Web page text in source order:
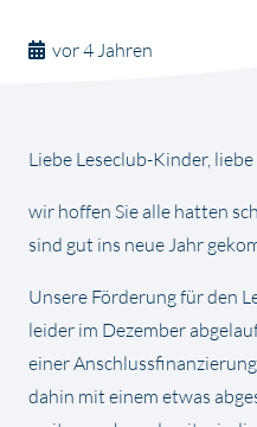
vor 4 Jahren
Liebe Leseclub-Kinder,
wir hoffen Sie alle hatten
sind gut ins neue Jahr
Unsere Förderung für den
leider im Dezember
einer
dahin mit einem etwas